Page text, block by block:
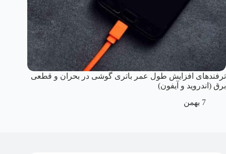
ترفندهای افزایش طول عمر باتری گوشی در بحران و قطعی
برق (اندروید و آیفون)
7 بهمن